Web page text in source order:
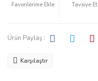
Tavsiye Et
Ürün Paylaş :
Karşılaştır